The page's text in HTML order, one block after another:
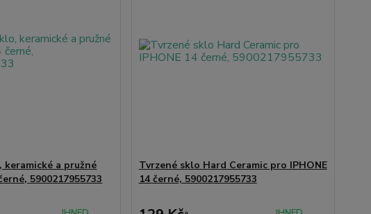
keramické a pružné
5900217955733
Tvrzené sklo Hard Ceramic pro IPHONE
14 černé, 5900217955733